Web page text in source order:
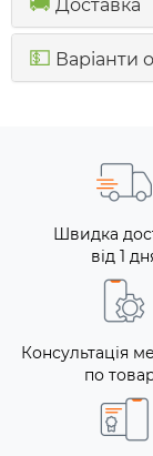
Доставка
💵 Варіанти
Швидка
від 1
Консультація
по